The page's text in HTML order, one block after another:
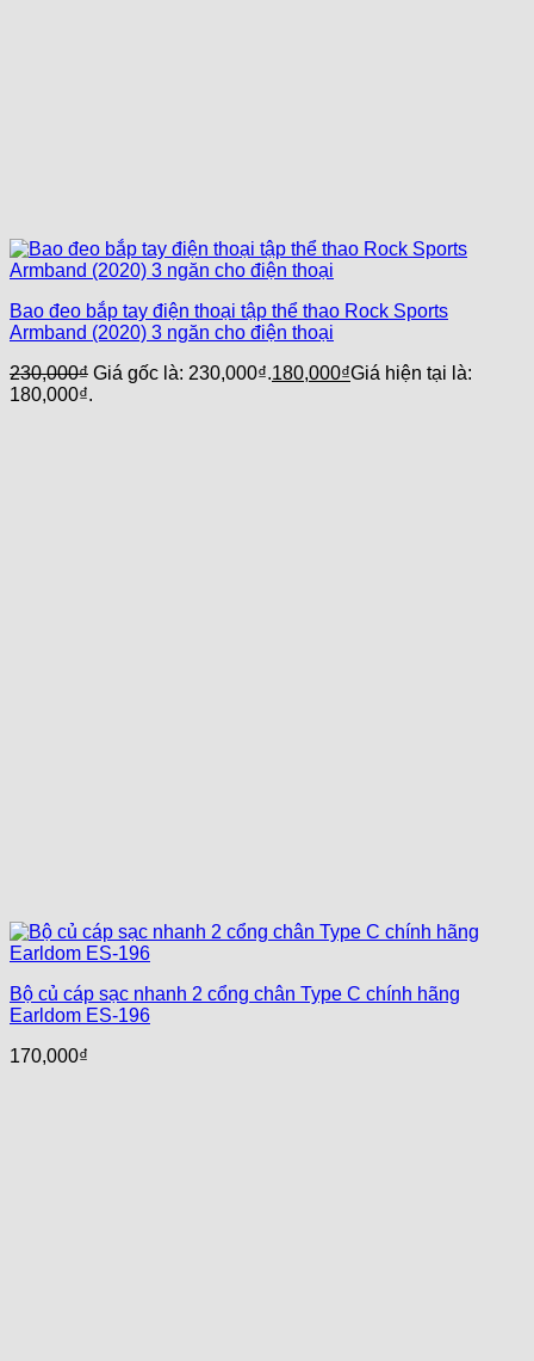
Bao đeo bắp tay điện thoại tập thể thao Rock Sports
Armband (2020) 3 ngăn cho điện thoại
230,000₫ Giá gốc là: 230,000₫.180,000₫Giá hiện tại là:
180,000₫.
Bộ củ cáp sạc nhanh 2 cổng chân Type C chính hãng
Earldom ES-196
170,000₫